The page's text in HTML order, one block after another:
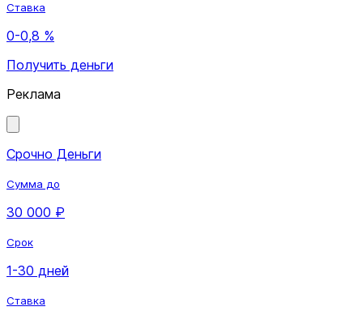
Ставка
0-0,8 %
Получить деньги
Реклама
Срочно Деньги
Сумма до
30 000 ₽
Срок
1-30 дней
Ставка